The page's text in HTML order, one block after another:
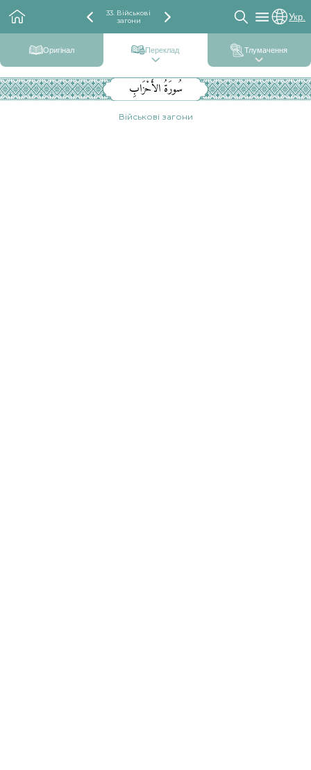
33. Військові
загони
Укр.
Оригінал Переклад Тлумачення
سُورَةُ الأَحْزَابِ
Військові загони